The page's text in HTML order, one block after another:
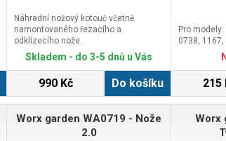
Náhradní nožový kotouč včetně
namontovaného řezacího a
odklízecího nože.
Skladem - do 3-5 dnů u Vás
990 Kč Do košíku
Pro modely:
0738, 1167,
215
Worx garden WA0719 - Nože
2.0
Worx